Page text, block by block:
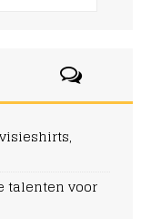
talenten voor